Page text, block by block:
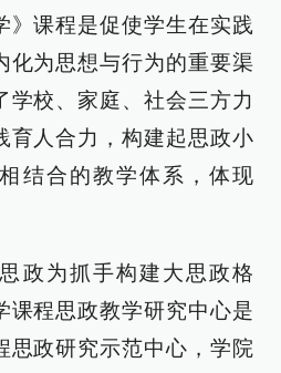
》课程是促使学生在实践
化为思想与行为的重要渠
学校、家庭、社会三方力
育人合力，构建起思政小
结合的教学体系，体现
政为抓手构建大思政格
课程思政教学研究中心是
思政研究示范中心，学院